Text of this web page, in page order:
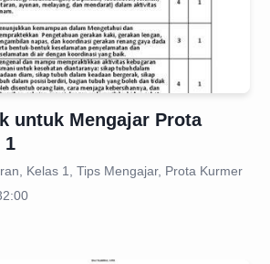
untuk Mengajar Prota
1
Kelas 1, Tips Mengajar, Prota Kurmer